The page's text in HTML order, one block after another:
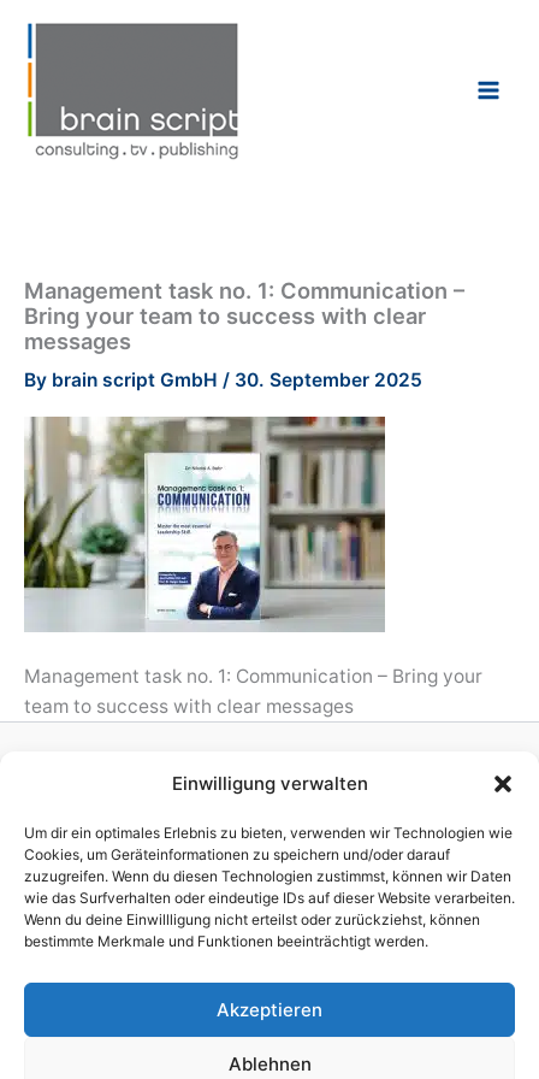
Einwilligung verwalten
Um dir ein optimales Erlebnis zu bieten, verwenden wir Technologien wie
Cookies, um Geräteinformationen zu speichern und/oder darauf
zuzugreifen. Wenn du diesen Technologien zustimmst, können wir Daten
wie das Surfverhalten oder eindeutige IDs auf dieser Website verarbeiten.
Wenn du deine Einwillligung nicht erteilst oder zurückziehst, können
bestimmte Merkmale und Funktionen beeinträchtigt werden.
Akzeptieren
Ablehnen
Management task no. 1: Communication –
Bring your team to success with clear
messages
By brain script GmbH / 30. September 2025
Management task no. 1: Communication – Bring your
team to success with clear messages
Homepage
Publisher
TV Production
News
References
Awards
Impressum